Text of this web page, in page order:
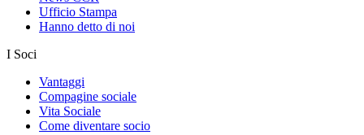
Ufficio Stampa
Hanno detto di noi
I Soci
Vantaggi
Compagine sociale
Vita Sociale
Come diventare socio